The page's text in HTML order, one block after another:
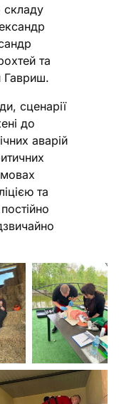
складу
та
Гавриш.
сценарії
до
аварій
та